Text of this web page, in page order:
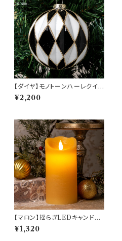
【ダイヤ】モノトーンハーレクイン
グラスボールオーナメント(hr-1
0319-diamond)
¥2,200
【マロン】揺らぎLEDキャンドル
ライト【Lサイズ(15cm)】(1037
3)
¥1,320